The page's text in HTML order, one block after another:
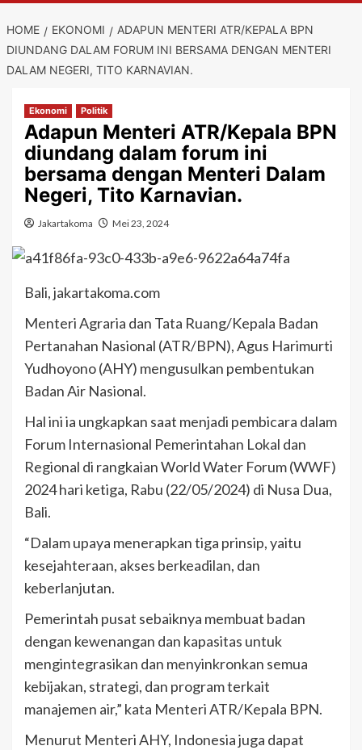
HOME EKONOMI
ADAPUN MENTERI ATR/KEPALA BPN
DIUNDANG DALAM FORUM INI BERSAMA DENGAN MENTERI
DALAM NEGERI, TITO KARNAVIAN.
Ekonomi Politik
Adapun Menteri ATR/Kepala BPN
diundang dalam forum ini
bersama dengan Menteri Dalam
Negeri, Tito Karnavian.
Jakartakoma Mei 23, 2024
Bali, jakartakoma.com
Menteri Agraria dan Tata Ruang/Kepala Badan
Pertanahan Nasional (ATR/BPN), Agus Harimurti
Yudhoyono (AHY) mengusulkan pembentukan
Badan Air Nasional.
Hal ini ia ungkapkan saat menjadi pembicara dalam
Forum Internasional Pemerintahan Lokal dan
Regional di rangkaian World Water Forum (WWF)
2024 hari ketiga, Rabu (22/05/2024) di Nusa Dua,
Bali.
“Dalam upaya menerapkan tiga prinsip, yaitu
kesejahteraan, akses berkeadilan, dan
keberlanjutan.
Pemerintah pusat sebaiknya membuat badan
dengan kewenangan dan kapasitas untuk
mengintegrasikan dan menyinkronkan semua
kebijakan, strategi, dan program terkait
manajemen air,” kata Menteri ATR/Kepala BPN.
Menurut Menteri AHY, Indonesia juga dapat